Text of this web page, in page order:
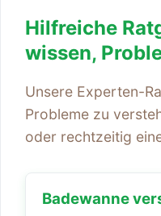
Hilfreiche
wissen,
Unsere Experten-
Probleme zu
oder rechtzeitig
Badewanne